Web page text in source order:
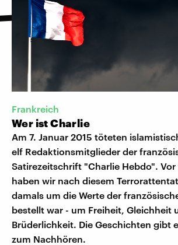
Frankreich
Wer ist Charlie
Am 7. Januar 2015 töteten
elf Redaktionsmitglieder der
Satirezeitschrift "Charlie Hebdo".
haben wir nach diesem
damals um die Werte der
bestellt war - um Freiheit, Gleichheit
Brüderlichkeit. Die Geschichten gibt
zum Nachhören.